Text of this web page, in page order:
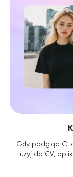
Gdy podgląd Ci
użyj do CV,